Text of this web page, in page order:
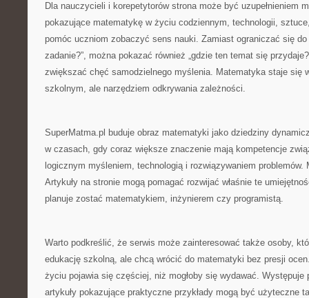
Dla nauczycieli i korepetytorów strona może być uzupełnieniem
pokazujące matematykę w życiu codziennym, technologii,
pomóc uczniom zobaczyć sens nauki. Zamiast ograniczać się do
zadanie?”, można pokazać również „gdzie ten temat się
zwiększać chęć samodzielnego myślenia. Matematyka staje się
szkolnym, ale narzędziem odkrywania zależności.
SuperMatma.pl buduje obraz matematyki jako dziedziny
w czasach, gdy coraz większe znaczenie mają kompetencje
logicznym myśleniem, technologią i rozwiązywaniem
Artykuły na stronie mogą pomagać rozwijać właśnie te
planuje zostać matematykiem, inżynierem czy programistą.
Warto podkreślić, że serwis może zainteresować także osoby,
edukację szkolną, ale chcą wrócić do matematyki bez presji
życiu pojawia się częściej, niż mogłoby się wydawać. Występuje
artykuły pokazujące praktyczne przykłady mogą być użyteczne